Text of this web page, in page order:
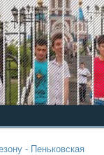
- Пеньковская